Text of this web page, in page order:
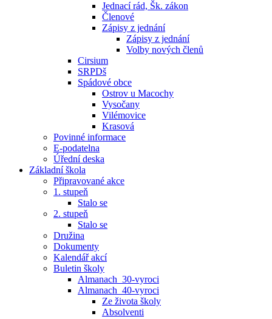
Jednací rád, Šk. zákon
Členové
Zápisy z jednání
Zápisy z jednání
Volby nových členů
Cirsium
SRPDš
Spádové obce
Ostrov u Macochy
Vysočany
Vilémovice
Krasová
Povinné informace
E-podatelna
Úřední deska
Základní škola
Připravované akce
1. stupeň
Stalo se
2. stupeň
Stalo se
Družina
Dokumenty
Kalendář akcí
Buletin školy
Almanach_30-vyroci
Almanach_40-vyroci
Ze života školy
Absolventi